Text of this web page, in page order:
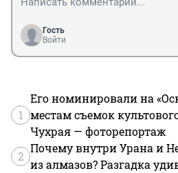
Гость
Войти
1
Его номинировали на
местам съемок
Чухрая — фоторепортаж
2
Почему внутри Урана и
из алмазов? Разгадка